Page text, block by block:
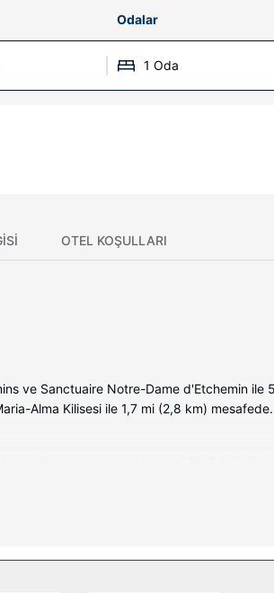
Odalar
1 Oda
OTEL KOŞULLARI
ve Sanctuaire Notre-Dame d'Etchemin ile
Alma Kilisesi ile 1,7 mi (2,8 km) mesafede.
ürünleri. Misafirlerimize masa,